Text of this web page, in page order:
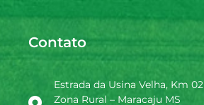
Contato
Estrada da Usina Velha, Km 02
Zona Rural – Maracaju MS